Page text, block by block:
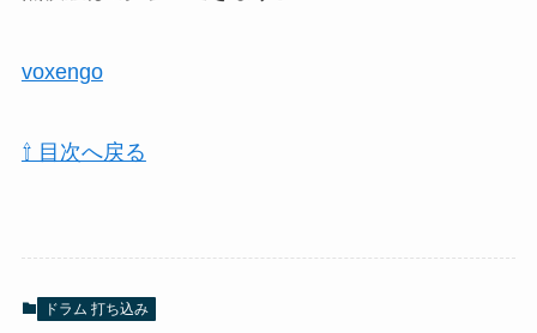
voxengo
⇧ 目次へ戻る
ドラム 打ち込み